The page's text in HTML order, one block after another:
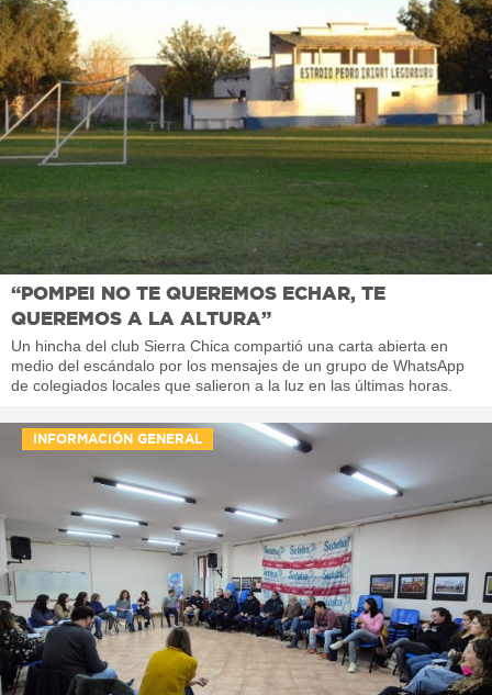
“POMPEI NO TE QUEREMOS ECHAR, TE
QUEREMOS A LA ALTURA”
Un hincha del club Sierra Chica compartió una carta abierta en
medio del escándalo por los mensajes de un grupo de WhatsApp
de colegiados locales que salieron a la luz en las últimas horas.
INFORMACIÓN GENERAL